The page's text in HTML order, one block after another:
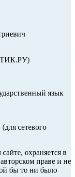
язык
сетевого
охраняется в
праве и не
бы то ни было